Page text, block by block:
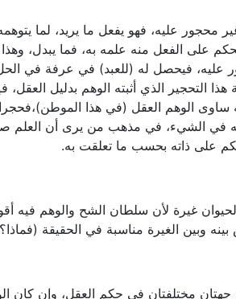
محجور عليه، فهو يفعل ما يريد، لما
على الفعل منه علمه به، فما يبدل،
عليه، فيحصل له (للعبد) في عرفة في
التحجير الذي أثبته الوهم بدليل العقل،
ساوى الوهم العقل (في هذا
في الشيء، في مذهب من يرى أن العلم
على ذاته بحسب ما تعلقت به.
غيرة لأن سلطان الشح والوهم فيه
وبين الغيرة مناسبة في الحقيقة
جهتان مختلفتان في حكم العقل، وإن كان